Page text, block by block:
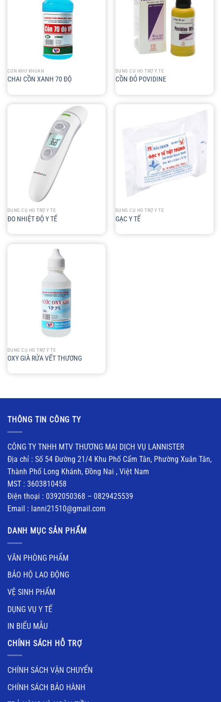
CỒN KHỬ KHUẨN
CHAI CỒN XANH 70 ĐỘ
DỤNG CỤ HỖ TRỢ Y TẾ
CỒN ĐỎ POVIDINE
DỤNG CỤ HỖ TRỢ Y TẾ
ĐO NHIỆT ĐỘ Y TẾ
DỤNG CỤ HỖ TRỢ Y TẾ
GẠC Y TẾ
DỤNG CỤ HỖ TRỢ Y TẾ
OXY GIÀ RỬA VẾT THƯƠNG
THÔNG TIN CÔNG TY
CÔNG TY TNHH MTV THƯƠNG MẠI DỊCH VỤ LANNISTER
Địa chỉ : Số 54 Đường 21/4 Khu Phố Cẩm Tân, Phường Xuân Tân,
Thành Phố Long Khánh, Đồng Nai , Việt Nam
MST : 3603810458
Điện thoại : 0392050368 – 0829425539
Email : lanni21510@gmail.com
DANH MỤC SẢN PHẨM
VĂN PHÒNG PHẨM
BẢO HỘ LAO ĐỘNG
VỆ SINH PHẨM
DỤNG VỤ Y TẾ
IN BIỂU MẪU
CHÍNH SÁCH HỖ TRỢ
CHÍNH SÁCH VẬN CHUYỂN
CHÍNH SÁCH BẢO HÀNH